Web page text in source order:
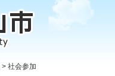
> 社会参加